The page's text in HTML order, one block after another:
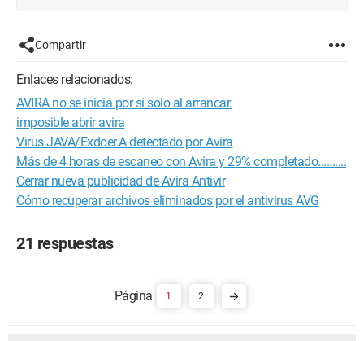
Compartir
Enlaces relacionados:
AVIRA no se inicia por sí solo al arrancar.
imposible abrir avira
Virus JAVA/Exdoer.A detectado por Avira
Más de 4 horas de escaneo con Avira y 29% completado..........
Cerrar nueva publicidad de Avira Antivir
Cómo recuperar archivos eliminados por el antivirus AVG
21 respuestas
1 2